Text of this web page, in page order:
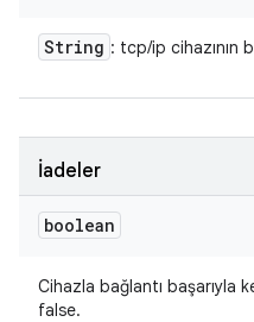
String : tcp/ip cihazının
İadeler
boolean
Cihazla bağlantı başarıyla
false.